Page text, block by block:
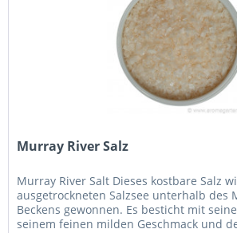
Murray River Salz
Murray River Salt Dieses kostbare Salz
ausgetrockneten Salzsee unterhalb des
Beckens gewonnen. Es besticht mit
seinem feinen milden Geschmack und